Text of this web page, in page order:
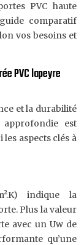
PVC haute
comparatif
vos besoins et
PVC lapeyre
et la durabilité
approfondie est
aspects clés à
indique la
Plus la valeur
avec un Uw de
qu’une